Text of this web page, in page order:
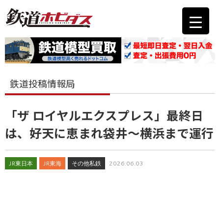
鉄道投稿情報局
「ザ ロイヤルエクスプレス」最終日
は、好天に恵まれ袋井～横浜まで運行
JR東日本 JR東海 その他私鉄 2026.06.03